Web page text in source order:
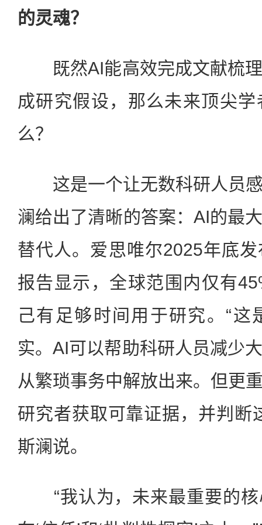
的灵魂？
既然AI能高效完成文献梳理
成研究假设，那么未来顶尖
么？
这是一个让无数科研人员感
澜给出了清晰的答案：AI的最
替代人。爱思唯尔2025年底
报告显示，全球范围内仅有
己有足够时间用于研究。“这
实。AI可以帮助科研人员减少
从繁琐事务中解放出来。但更
研究者获取可靠证据，并判断
斯澜说。
“我认为，未来最重要的核